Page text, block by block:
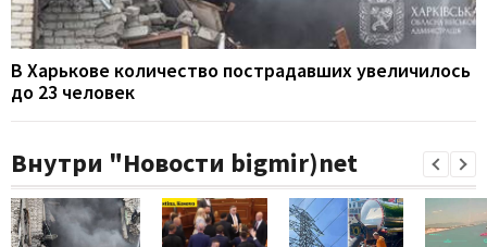
В Харькове количество пострадавших увеличилось
до 23 человек
Внутри "Новости bigmir)net